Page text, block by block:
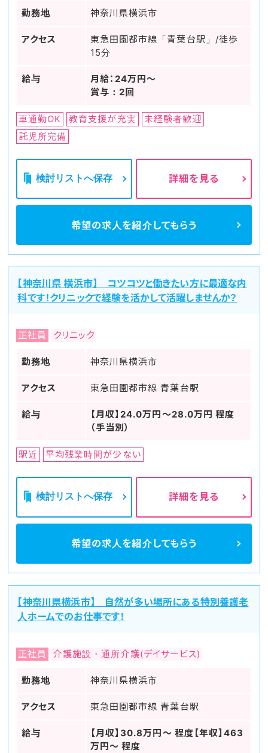
勤務地 神奈川県横浜市
アクセス
東急田園都市線「青葉台駅」/徒歩
15分
給与
月給：24万円～
賞与：2回
車通勤OK 教育支援が充実
未経験者歓迎
託児所完備
検討リストへ保存 詳細を見る
希望の求人を紹介してもらう
【神奈川県 横浜市】 コツコツと働きたい方に最適な内
科です！クリニックで経験を活かして活躍しませんか？
正社員 クリニック
勤務地 神奈川県横浜市
アクセス 東急田園都市線 青葉台駅
給与
【月収】24.0万円～28.0万円 程度
（手当別）
駅近 平均残業時間が少ない
検討リストへ保存 詳細を見る
希望の求人を紹介してもらう
【神奈川県横浜市】 自然が多い場所にある特別養護老
人ホームでのお仕事です！
正社員 介護施設・通所介護(デイサービス)
勤務地 神奈川県横浜市
アクセス 東急田園都市線 青葉台駅
給与
【月収】30.8万円～ 程度【年収】463
万円～ 程度